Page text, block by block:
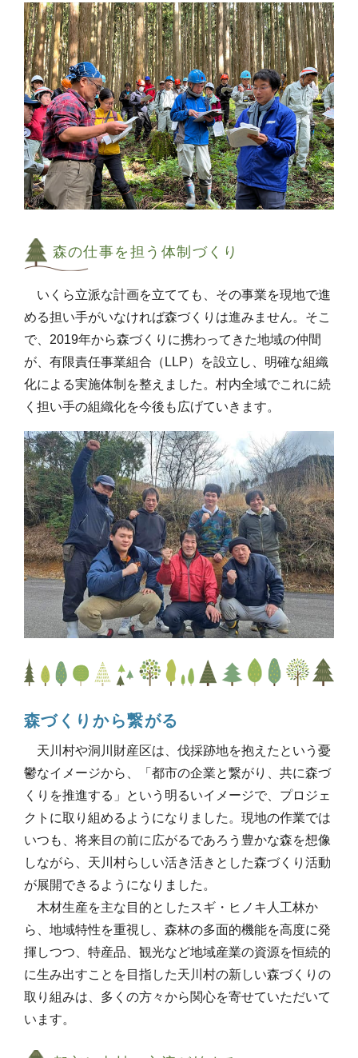
森の仕事を担う体制づくり
いくら立派な計画を立てても、その事業を現地で進
める担い手がいなければ森づくりは進みません。そこ
で、2019年から森づくりに携わってきた地域の仲間
が、有限責任事業組合（LLP）を設立し、明確な組織
化による実施体制を整えました。村内全域でこれに続
く担い手の組織化を今後も広げていきます。
森づくりから繋がる
天川村や洞川財産区は、伐採跡地を抱えたという憂
鬱なイメージから、「都市の企業と繋がり、共に森づ
くりを推進する」という明るいイメージで、プロジェ
クトに取り組めるようになりました。現地の作業では
いつも、将来目の前に広がるであろう豊かな森を想像
しながら、天川村らしい活き活きとした森づくり活動
が展開できるようになりました。
木材生産を主な目的としたスギ・ヒノキ人工林か
ら、地域特性を重視し、森林の多面的機能を高度に発
揮しつつ、特産品、観光など地域産業の資源を恒続的
に生み出すことを目指した天川村の新しい森づくりの
取り組みは、多くの方々から関心を寄せていただいて
います。